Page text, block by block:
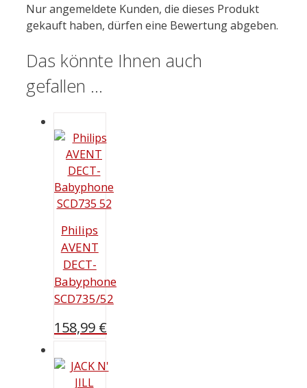
Nur angemeldete Kunden, die dieses Produkt
gekauft haben, dürfen eine Bewertung abgeben.
Das könnte Ihnen auch
gefallen …
Philips
AVENT
DECT-
Babyphone
SCD735/52
158,99 €